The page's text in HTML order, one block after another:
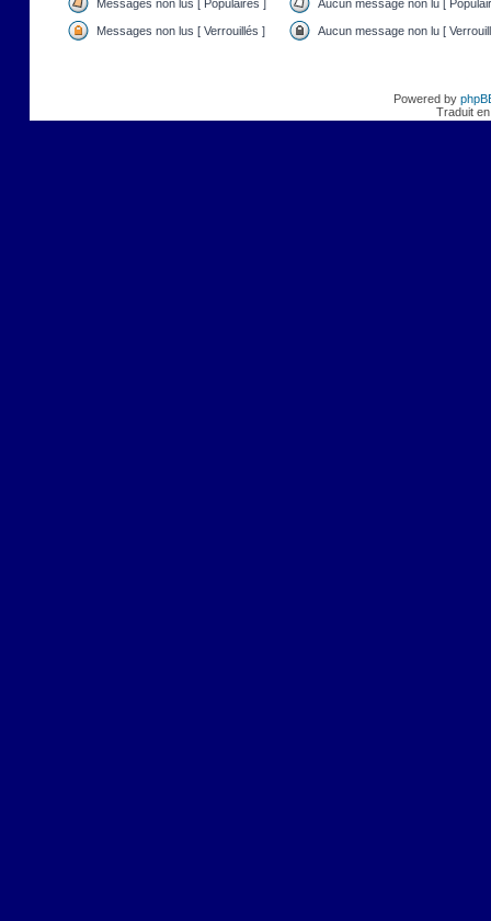
Messages non lus [ Populaires ] Aucun message non lu [
Messages non lus [ Verrouillés ] Aucun message non lu [
Powered by
Traduit